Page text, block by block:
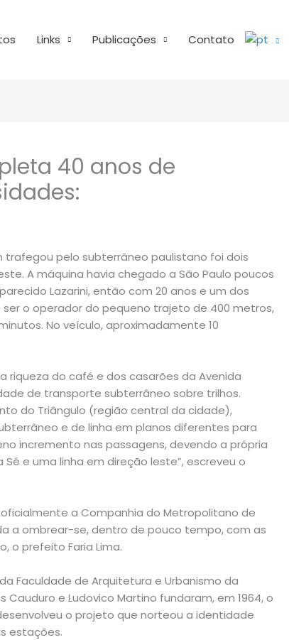
Links Publicações Contato
40 anos de
trafegou pelo subterrâneo paulistano foi dois
A máquina havia chegado a São Paulo poucos
Lazarini, então com 20 anos e um dos
o operador do pequeno trajeto de 400 metros,
No veículo, aproximadamente 10
riqueza do café e dos casarões da Avenida
de transporte subterrâneo sobre trilhos.
do Triângulo (região central da cidade),
e de linha em planos diferentes para
incremento nas passagens, devendo a própria
e uma linha em direção leste”, escreveu o
oficialmente a Companhia do Metropolitano de
a ombrear-se, dentro de pouco tempo, com as
o prefeito Faria Lima.
Faculdade de Arquitetura e Urbanismo da
Cauduro e Ludovico Martino fundaram, em 1964, o
o projeto que norteou a identidade
estações.